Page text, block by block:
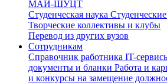
МАИ-ШУЦТ
Студенческая наука
Творческие коллективы и клубы
Перевод из других вузов
Сотрудникам
Cправочник работника IT-
документы и бланки Работа и
и конкурсы на замещение